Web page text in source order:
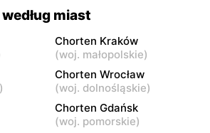
Chorten
20
Warszawa, ul. Barkocińska
6
Chorten
miast
Chorten Kraków
(woj. małopolskie)
)
Chorten Wrocław
(woj. dolnośląskie)
Chorten Gdańsk
(woj. pomorskie)